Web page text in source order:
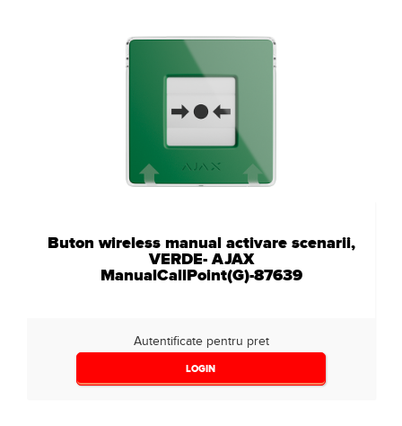
Buton wireless manual activare scenarii,
VERDE- AJAX
ManualCallPoint(G)-87639
Autentificate pentru pret
LOGIN